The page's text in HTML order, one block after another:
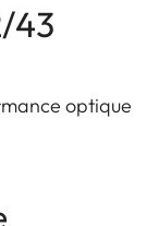
43
optique